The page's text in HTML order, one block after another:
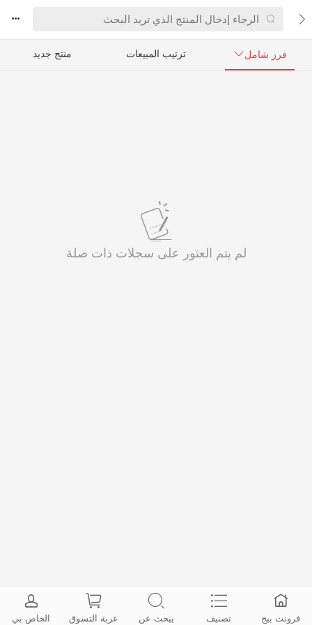


فرز شامل ترتيب المبيعات منتج جديد

لم يتم العثور على سجلات ذات صلة
فرونت بيج تصنيف يبحث عن عربة التسوق الخاص بي